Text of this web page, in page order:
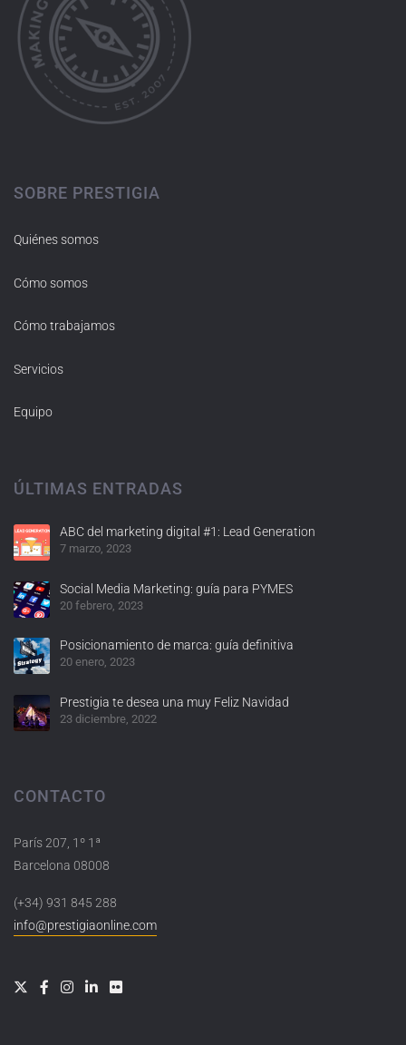
SOBRE PRESTIGIA
Quiénes somos
Cómo somos
Cómo trabajamos
Servicios
Equipo
ÚLTIMAS ENTRADAS
ABC del marketing digital #1: Lead Generation
7 marzo, 2023
Social Media Marketing: guía para PYMES
20 febrero, 2023
Posicionamiento de marca: guía definitiva
20 enero, 2023
Prestigia te desea una muy Feliz Navidad
23 diciembre, 2022
CONTACTO
París 207, 1º 1ª
Barcelona 08008
(+34) 931 845 288
info@prestigiaonline.com